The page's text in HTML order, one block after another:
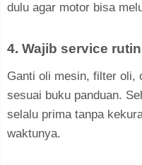
dulu agar motor bisa
4. Wajib service
Ganti oli mesin, filter oli,
sesuai buku panduan.
selalu prima tanpa
waktunya.